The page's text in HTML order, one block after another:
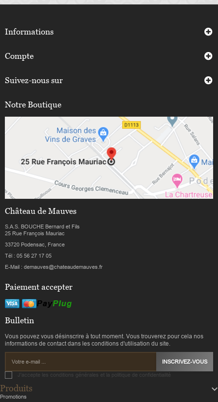
Informations
Compte
Suivez-nous sur
Notre Boutique
Château de Mauves
S.A.S. BOUCHE Bernard et Fils
25 Rue François Mauriac
33720 Podensac, France
Tél : 05 56 27 17 05
E-Mail : demauves@chateaudemauves.fr
Paiement accepter
Bulletin
Vous pouvez vous désinscrire à tout moment. Vous trouverez pour cela nos
informations de contact dans les conditions d'utilisation du site.
INSCRIVEZ-VOUS
J'accepte les conditions générales et la politique de confidentialité
Produits
Promotions